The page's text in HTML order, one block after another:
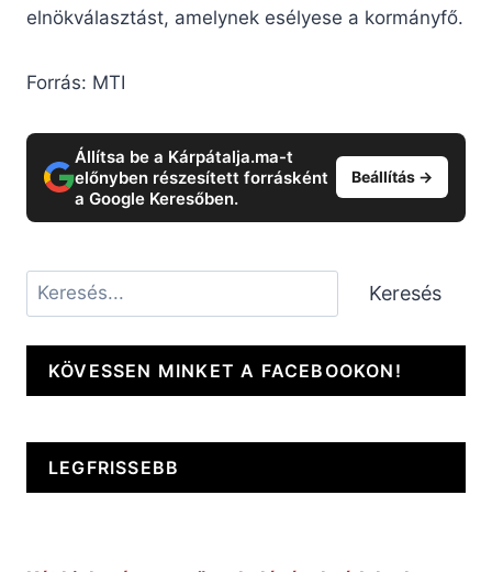
elnökválasztást, amelynek esélyese a kormányfő.
Forrás: MTI
Állítsa be a Kárpátalja.ma-t
előnyben részesített forrásként
a Google Keresőben.
Beállítás →
Keresés Keresés
KÖVESSEN MINKET A FACEBOOKON!
LEGFRISSEBB